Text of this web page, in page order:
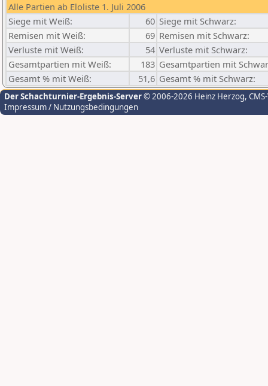
Alle Partien ab Eloliste 1. Juli 2006
Siege mit Weiß:
60 Siege mit Schwarz:
Remisen mit Weiß:
69 Remisen mit Schwarz:
Verluste mit Weiß:
54 Verluste mit Schwarz:
Gesamtpartien mit Weiß:
183 Gesamtpartien mit
Gesamt % mit Weiß:
51,6 Gesamt % mit Schwarz:
Der Schachturnier-Ergebnis-Server© 2006-2026 Heinz Herzog,
Impressum / Nutzungsbedingungen